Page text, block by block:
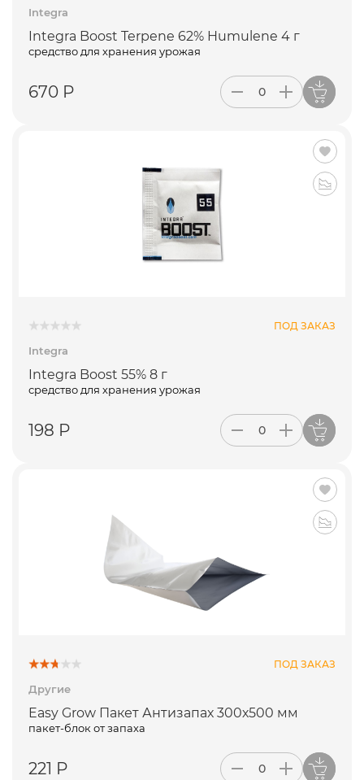
Integra
Integra Boost Terpene 62% Humulene 4 г
средство для хранения урожая
670 Р
ПОД ЗАКАЗ
Integra
Integra Boost 55% 8 г
средство для хранения урожая
198 Р
ПОД ЗАКАЗ
Другие
Easy Grow Пакет Антизапах 300х500 мм
пакет-блок от запаха
221 Р